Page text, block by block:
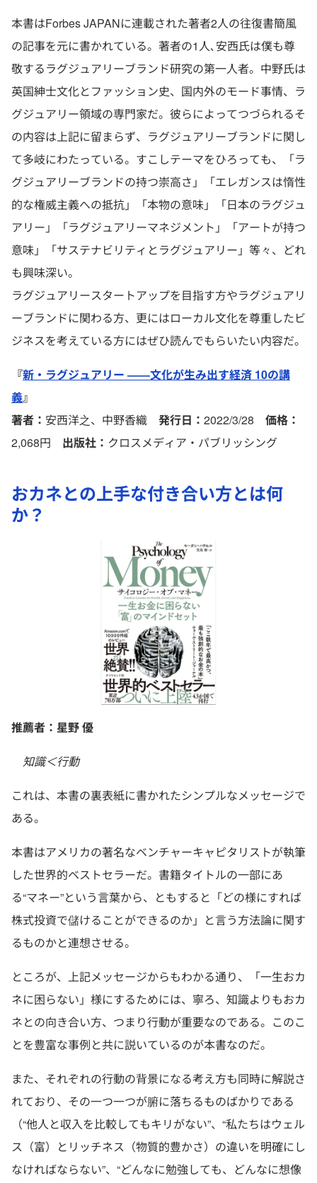
本書はForbes JAPANに連載された著者2人の往復書簡風
の記事を元に書かれている。著者の1人､安西氏は僕も尊
敬するラグジュアリーブランド研究の第一人者。中野氏は
英国紳士文化とファッション史、国内外のモード事情、ラ
グジュアリー領域の専門家だ。彼らによってつづられるそ
の内容は上記に留まらず、ラグジュアリーブランドに関し
て多岐にわたっている。すこしテーマをひろっても、「ラ
グジュアリーブランドの持つ崇高さ」「エレガンスは惰性
的な権威主義への抵抗」「本物の意味」「日本のラグジュ
アリー」「ラグジュアリーマネジメント」「アートが持つ
意味」「サステナビリティとラグジュアリー」等々、どれ
も興味深い。
ラグジュアリースタートアップを目指す方やラグジュアリ
ーブランドに関わる方、更にはローカル文化を尊重したビ
ジネスを考えている方にはぜひ読んでもらいたい内容だ。
『新・ラグジュアリー ――文化が生み出す経済 10の講
義』
著者： 安西洋之、中野香織 発行日： 2022/3/28 価格：
2,068円 出版社： クロスメディア・パブリッシング
おカネとの上手な付き合い方とは何
か？
推薦者：星野 優
知識＜行動
これは、本書の裏表紙に書かれたシンプルなメッセージで
ある。
本書はアメリカの著名なベンチャーキャピタリストが執筆
した世界的ベストセラーだ。書籍タイトルの一部にあ
る“マネー”という言葉から、ともすると「どの様にすれば
株式投資で儲けることができるのか」と言う方法論に関す
るものかと連想させる。
ところが、上記メッセージからもわかる通り、「一生おカ
ネに困らない」様にするためには、寧ろ、知識よりもおカ
ネとの向き合い方、つまり行動が重要なのである。このこ
とを豊富な事例と共に説いているのが本書なのだ。
また、それぞれの行動の背景になる考え方も同時に解説さ
れており、その一つ一つが腑に落ちるものばかりである
（“他人と収入を比較してもキリがない”、“私たちはウェル
ス（富）とリッチネス（物質的豊かさ）の違いを明確にし
なければならない”、“どんなに勉強しても、どんなに想像